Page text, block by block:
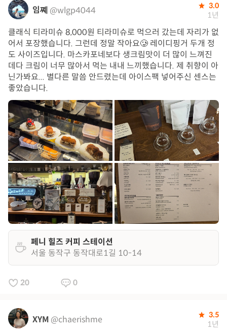
임쪠 @wlgp4044 3.0
1년
클래식 티라미슈 8,000원 티라미슈로 먹으러 갔는데 자리가 없
어서 포장했습니다. 그런데 정말 작아요🥲 레이디핑거 두개 정
도 사이즈입니다. 마스카포네보다 생크림맛이 더 많이 느껴진
데다 크림이 너무 많아서 먹는 내내 느끼했습니다. 제 취향이 아
닌가봐요... 별다른 말씀 안드렸는데 아이스팩 넣어주신 센스는
좋았습니다.
페니 힐즈 커피 스테이션
서울 동작구 동작대로1길 10-14
20 0
XYM @chaerishme 3.5
1년